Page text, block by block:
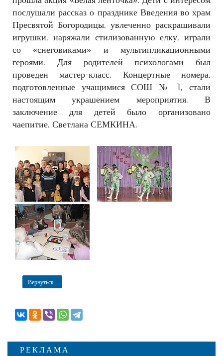
послушали рассказ о празднике Введения во храм
Пресвятой Богородицы, увлеченно раскрашивали
игрушки, наряжали стилизованную елку, играли
со «снеговиками» и мультипликационными
героями. Для родителей психологами был
проведен мастер-класс. Концертные номера,
подготовленные учащимися СОШ № 1, стали
настоящим украшением мероприятия. В
заключение для детей было организовано
чаепитие. Светлана СЕМКИНА.
Вернуться...
РЕКЛАМА